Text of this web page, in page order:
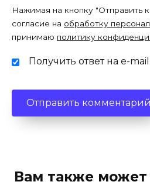
Нажимая на кнопку "Отправить
согласие на обработку
принимаю политику
Получить ответ на e-mail.
Вам также может